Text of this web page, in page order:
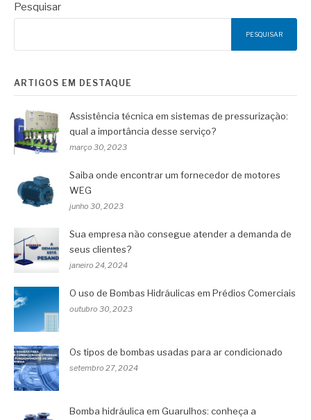
Pesquisar
PESQUISAR
ARTIGOS EM DESTAQUE
Assistência técnica em sistemas de pressurização:
qual a importância desse serviço?
março 30, 2023
Saiba onde encontrar um fornecedor de motores
WEG
junho 30, 2023
Sua empresa não consegue atender a demanda de
seus clientes?
janeiro 24, 2024
O uso de Bombas Hidráulicas em Prédios Comerciais
outubro 30, 2023
Os tipos de bombas usadas para ar condicionado
setembro 27, 2024
Bomba hidráulica em Guarulhos: conheça a